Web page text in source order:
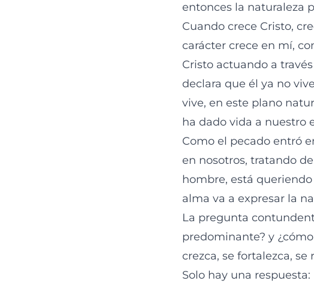
entonces la naturaleza
Cuando crece Cristo,
carácter crece en mí,
Cristo actuando a
declara que él ya no
vive, en este plano
ha dado vida a nuestro
Como el pecado entró
en nosotros, tratando
hombre, está
alma va a expresar la
La pregunta
predominante? y
crezca, se fortalezca,
Solo hay una